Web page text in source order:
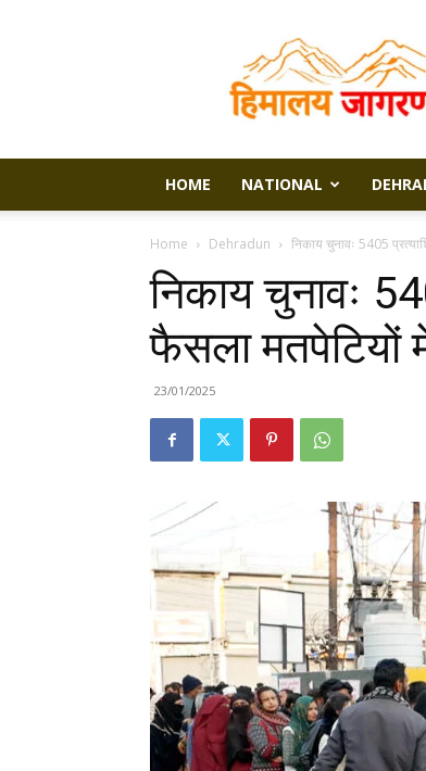
Himalaya
Jagran
HOME NATIONAL
Home Dehradun निकाय चुनावः 5405
निकाय चुनावः
फैसला मतपेटियों
23/01/2025